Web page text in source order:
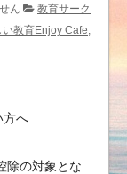
ん
教育サーク
教育Enjoy Cafe,
方へ
除の対象とな